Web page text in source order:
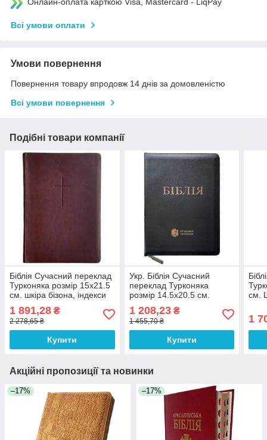
Онлайн-оплата карткою Visa, Mastercard - LiqPay
Всі умови оплати
Умови повернення
Повернення товару впродовж 14 днів за домовленістю
Всі умови повернення
Подібні товари компанії
Біблія Сучасний переклад
Турконяка розмір 15х21.5
см. шкіра бізона, індекси
1 891,28 ₴
2 278,65 ₴
Купити
Укр. Біблія Сучасний
переклад Турконяка
розмір 14.5х20.5 см.
1055721) Чорна
1 208,23₴
1 455,70 ₴
Купити
см.
1
Акційні пропозиції та новинки
–17% –17%